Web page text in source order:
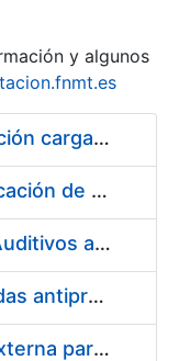
y algunos
Pliego condiciones optimización cargas compras firmado
Acuerdo marco para la fabricación de piezas
Suministro de Protectores Auditivos a medida para las personas trabajadoras de los Centros de Trabajo de Madrid y Burgos
Suministro de gafas graduadas antiproyecciones para los trabajadores de la FNMT-RCM en los centros de trabajo de Madrid y Burgos
Servicios de una empresa externa para el asesoramiento y resolución de los recursos de alzada que se presentan relacionados con procesos de selección para la FNMT-RCM